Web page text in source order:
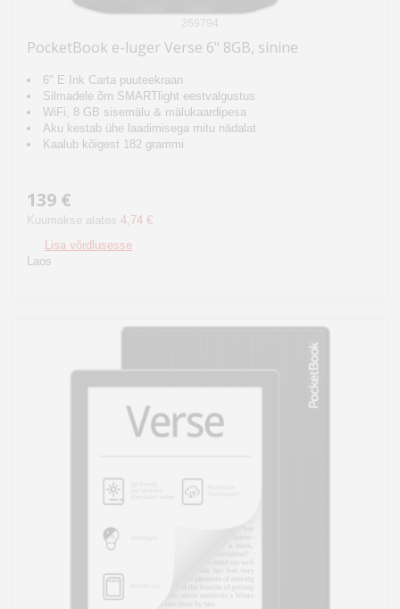
269794
PocketBook e-luger Verse 6" 8GB, sinine
6" E Ink Carta puuteekraan
Silmadele õrn SMARTlight eestvalgustus
WiFi, 8 GB sisemälu & mälukaardipesa
Aku kestab ühe laadimisega mitu nädalat
Kaalub kõigest 182 grammi
139 €
Kuumakse alates 4,74 €
Lisa võrdlusesse
Laos